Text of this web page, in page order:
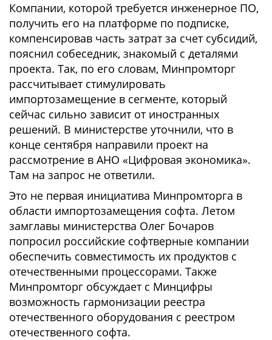
Компании, которой требуется инженерное ПО,
получить его на платформе по подписке,
компенсировав часть затрат за счет субсидий,
пояснил собеседник, знакомый с деталями
проекта. Так, по его словам, Минпромторг
рассчитывает стимулировать
импортозамещение в сегменте, который
сейчас сильно зависит от иностранных
решений. В министерстве уточнили, что в
конце сентября направили проект на
рассмотрение в АНО «Цифровая экономика».
Там на запрос не ответили.
Это не первая инициатива Минпромторга в
области импортозамещения софта. Летом
замглавы министерства Олег Бочаров
попросил российские софтверные компании
обеспечить совместимость их продуктов с
отечественными процессорами. Также
Минпромторг обсуждает с Минцифры
возможность гармонизации реестра
отечественного оборудования с реестром
отечественного софта.